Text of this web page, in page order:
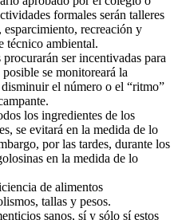
formales serán talleres
recreación y
técnico ambiental.
ser incentivadas para
se monitoreará la
el número o el “ritmo”
los ingredientes de los
se evitará en la medida de lo
por las tardes, durante los
en la medida de lo
de alimentos
tallas y pesos.
sanos, sí y sólo sí estos